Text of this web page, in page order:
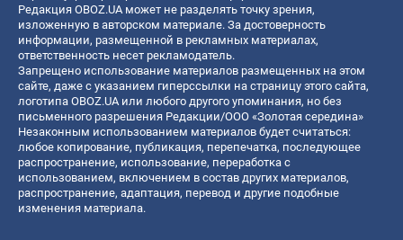
Редакция OBOZ.UA может не разделять точку зрения,
изложенную в авторском материале. За достоверность
информации, размещенной в рекламных материалах,
ответственность несет рекламодатель.
Запрещено использование материалов размещенных на этом
сайте, даже с указанием гиперссылки на страницу этого сайта,
логотипа OBOZ.UA или любого другого упоминания, но без
письменного разрешения Редакции/ООО «Золотая середина»
Незаконным использованием материалов будет считаться:
любое копирование, публикация, перепечатка, последующее
распространение, использование, переработка с
использованием, включением в состав других материалов,
распространение, адаптация, перевод и другие подобные
изменения материала.